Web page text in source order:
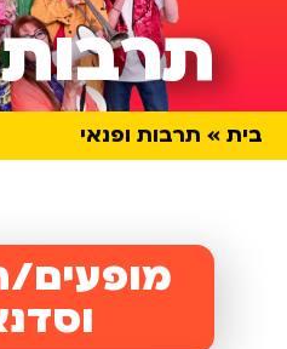
תרבות
בית תרבות ופנאי